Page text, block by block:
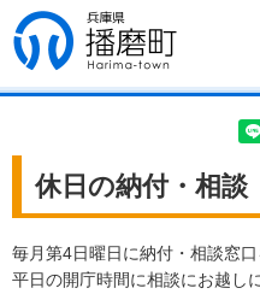
兵庫県 播磨
町
休日の納付・相談
毎月第4日曜日に納付・相談窓口
平日の開庁時間に相談にお越し